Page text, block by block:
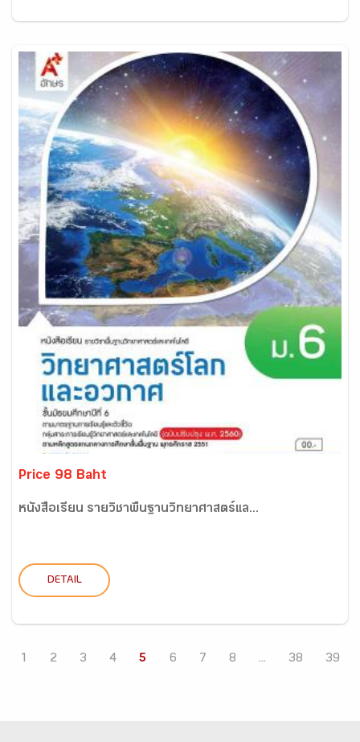
Price 98 Baht
หนังสือเรียน รายวิชาพื้นฐานวิทยาศาสตร์แล...
DETAIL
1 2 3 4 5 6 7 8 ... 38 39